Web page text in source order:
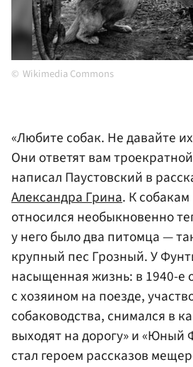
Wikimedia Commons
«Любите собак. Не давайте
Они ответят вам
написал Паустовский в
Александра Грина. К
относился необыкновенно
у него было два питомца —
крупный пес Грозный. У
насыщенная жизнь: в 1940-е
с хозяином на поезде,
собаководства, снимался в
выходят на дорогу» и «Юный
стал героем рассказов